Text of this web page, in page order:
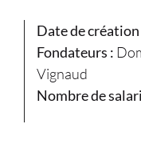
Date de création
Fondateurs :
Vignaud
Nombre de